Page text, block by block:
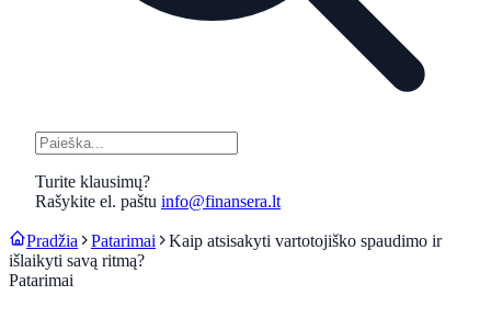
Turite klausimų?
Rašykite el. paštu info@finansera.lt
Pradžia Patarimai
Kaip atsisakyti vartotojiško spaudimo ir
išlaikyti savą ritmą?
Patarimai